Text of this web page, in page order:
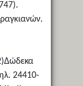
24410-